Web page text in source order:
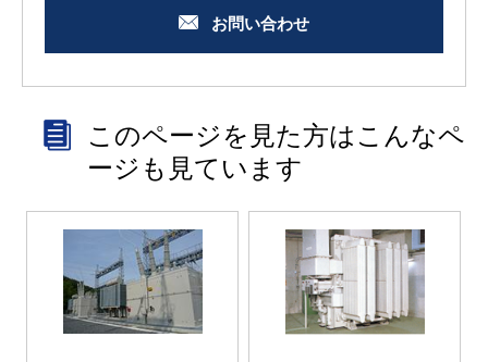
お問い合わせ
このページを見た方はこんなペ
ージも見ています